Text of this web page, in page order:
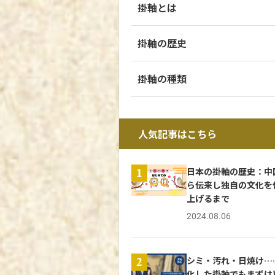
掛軸とは
掛軸の歴史
掛軸の種類
人気記事はこちら
1
日本の掛軸の歴史：
ら伝来し独自の文化
上げるまで
2024.08.06
2
シミ・汚れ・日焼け